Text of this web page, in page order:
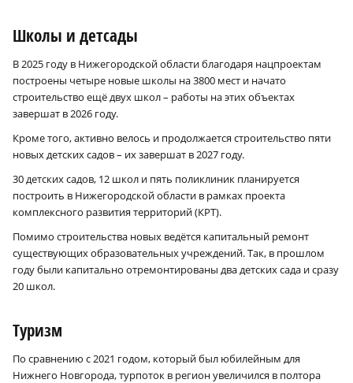
Школы и детсады
В 2025 году в Нижегородской области благодаря нацпроектам
построены четыре новые школы на 3800 мест и начато
строительство ещё двух школ – работы на этих объектах
завершат в 2026 году.
Кроме того, активно велось и продолжается строительство пяти
новых детских садов – их завершат в 2027 году.
30 детских садов, 12 школ и пять поликлиник планируется
построить в Нижегородской области в рамках проекта
комплексного развития территорий (КРТ).
Помимо строительства новых ведётся капитальный ремонт
существующих образовательных учреждений. Так, в прошлом
году были капитально отремонтированы два детских сада и сразу
20 школ.
Туризм
По сравнению с 2021 годом, который был юбилейным для
Нижнего Новгорода, турпоток в регион увеличился в полтора